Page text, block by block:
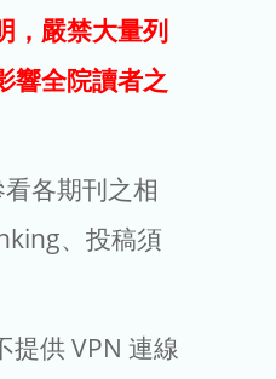
理費
，嚴禁大量列
響全院讀者之
看各期刊之相
、投稿須
提供 VPN 連線